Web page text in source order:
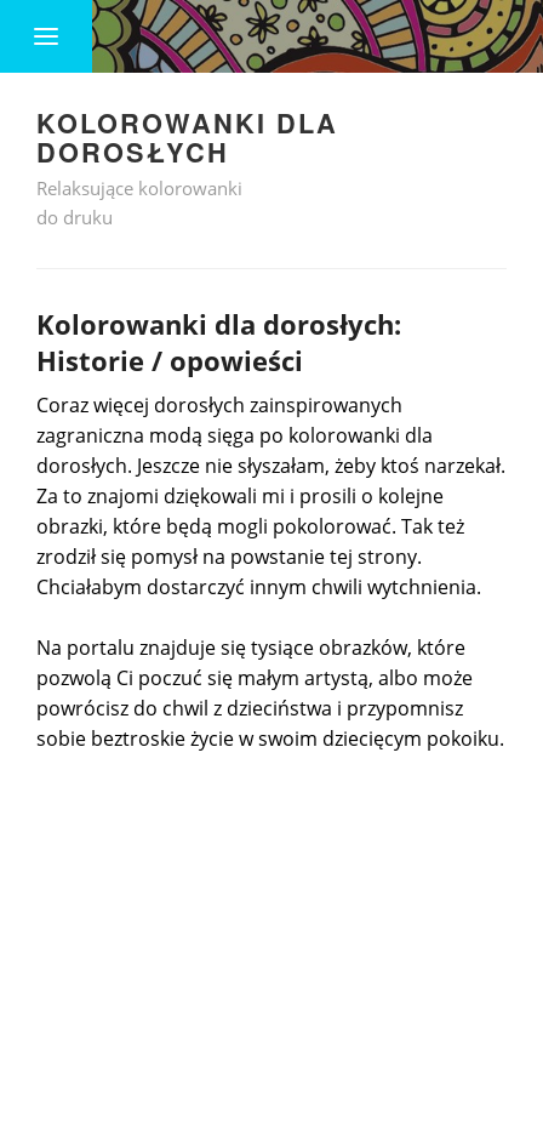
KOLOROWANKI DLA
DOROSŁYCH
Relaksujące kolorowanki
do druku
Kolorowanki dla dorosłych:
Historie / opowieści
Coraz więcej dorosłych zainspirowanych
zagraniczna modą sięga po kolorowanki dla
dorosłych. Jeszcze nie słyszałam, żeby ktoś narzekał.
Za to znajomi dziękowali mi i prosili o kolejne
obrazki, które będą mogli pokolorować. Tak też
zrodził się pomysł na powstanie tej strony.
Chciałabym dostarczyć innym chwili wytchnienia.
Na portalu znajduje się tysiące obrazków, które
pozwolą Ci poczuć się małym artystą, albo może
powrócisz do chwil z dzieciństwa i przypomnisz
sobie beztroskie życie w swoim dziecięcym pokoiku.